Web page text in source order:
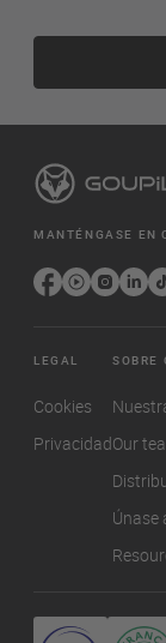
MANTÉNGASE EN
LEGAL
Cookies
Privacidad
SOBRE
Our
Únase